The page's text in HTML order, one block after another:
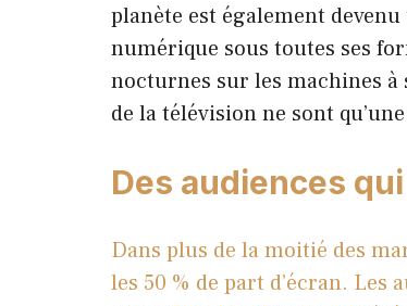
planète est également
numérique sous toutes ses
nocturnes sur les machines à
de la télévision ne sont
Des audiences
Dans plus de la moitié des
les 50 % de part d’écran. Les